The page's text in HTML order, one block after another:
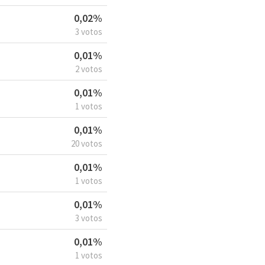
0,02%
3 votos
0,01%
2 votos
0,01%
1 votos
0,01%
20 votos
0,01%
1 votos
0,01%
3 votos
0,01%
1 votos